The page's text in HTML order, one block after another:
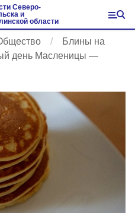
Северо-
и
области
Блины на
день Масленицы —